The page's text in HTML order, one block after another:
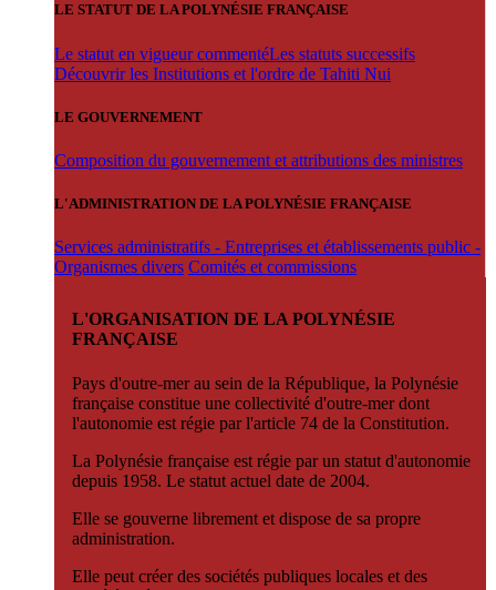
LE STATUT DE LA POLYNÉSIE FRANÇAISE
Le statut en vigueur commentéLes statuts successifs
Découvrir les Institutions et l'ordre de Tahiti Nui
LE GOUVERNEMENT
Composition du gouvernement et attributions des ministres
L'ADMINISTRATION DE LA POLYNÉSIE FRANÇAISE
Services administratifs - Entreprises et établissements public -
Organismes divers Comités et commissions
L'ORGANISATION DE LA POLYNÉSIE
FRANÇAISE
Pays d'outre-mer au sein de la République, la Polynésie
française constitue une collectivité d'outre-mer dont
l'autonomie est régie par l'article 74 de la Constitution.
La Polynésie française est régie par un statut d'autonomie
depuis 1958. Le statut actuel date de 2004.
Elle se gouverne librement et dispose de sa propre
administration.
Elle peut créer des sociétés publiques locales et des